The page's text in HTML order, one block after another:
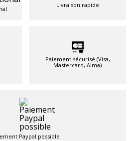
Livraison rapide
Paiement sécurisé (Visa,
Mastercard, Alma)
Paypal possible